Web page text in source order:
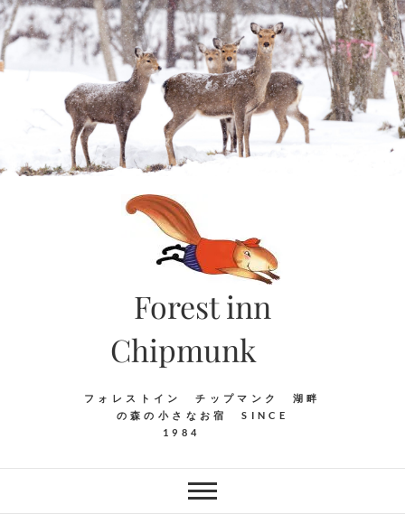
Skip
to
content
Forest inn
Chipmunk
フォレストイン チップマンク 湖畔
の森の小さなお宿 SINCE
1984